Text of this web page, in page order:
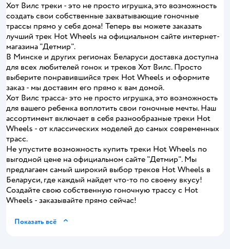
Хот Вилс треки - это не просто игрушка, это возможность
создать свои собственные захватывающие гоночные
трассы прямо у себя дома! Теперь вы можете заказать
лучший трек Hot Wheels на официальном сайте интернет-
магазина "Детмир".
В Минске и других регионах Беларуси доставка доступна
для всех любителей гонок и треков Хот Вилс. Просто
выберите понравившийся трек Hot Wheels и оформите
заказ - мы доставим его прямо к вам домой.
Хот Вилс трасса- это не просто игрушка, это возможность
для вашего ребенка воплотить свои гоночные мечты. Наш
ассортимент включает в себя разнообразные треки Hot
Wheels - от классических моделей до самых современных
трасс.
Не упустите возможность купить треки Hot Wheels по
выгодной цене на официальном сайте "Детмир". Мы
предлагаем самый широкий выбор треков Hot Wheels в
Беларуси, где каждый найдет что-то по своему вкусу!
Создайте свою собственную гоночную трассу с Hot
Wheels - заказывайте прямо сейчас!
Показать всё